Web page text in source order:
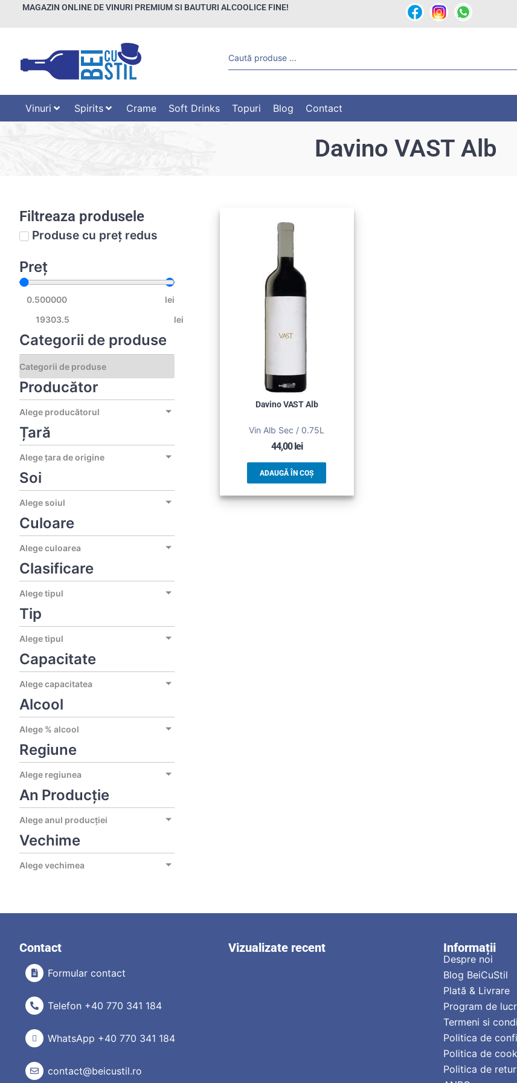
MAGAZIN ONLINE DE VINURI PREMIUM SI BAUTURI ALCOOLICE FINE!
Vinuri Spirits Crame Soft Drinks Topuri Blog Contact
Davino VAST Alb
Filtreaza produsele
Produse cu preț redus
Preț
lei
lei
Categorii de produse
Producător
Alege producătorul
Țară
Alege țara de origine
Soi
Alege soiul
Culoare
Alege culoarea
Clasificare
Alege tipul
Tip
Alege tipul
Capacitate
Alege capacitatea
Alcool
Alege % alcool
Regiune
Alege regiunea
An Producție
Alege anul producției
Vechime
Alege vechimea
Davino VAST Alb
Vin Alb Sec / 0.75L
44,00lei
ADAUGĂ ÎN COȘ
Contact
Formular contact
Telefon +40 770 341 184
WhatsApp +40 770 341 184
contact@beicustil.ro
Vizualizate recent Informații
Despre noi
Blog BeiCuStil
Plată & Livrare
Program de
Termeni si
Politica de
Politica de
Politica de retur